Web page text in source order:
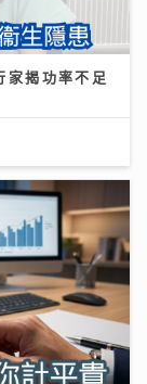
家揭功率不足